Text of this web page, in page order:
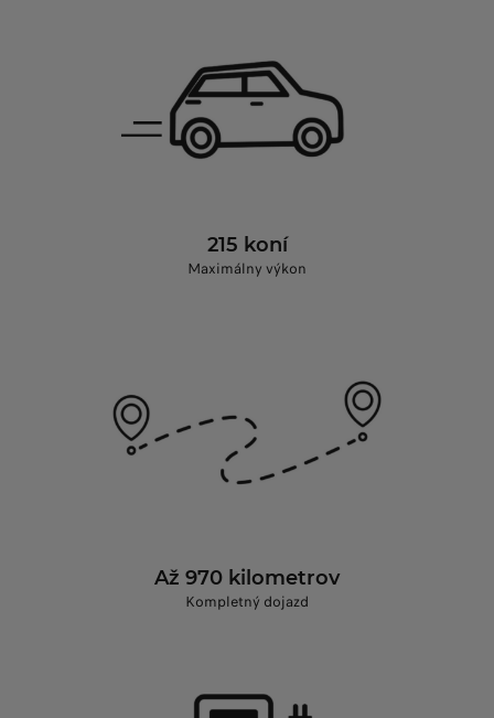
215 koní
Maximálny výkon
Až 970 kilometrov
Kompletný dojazd